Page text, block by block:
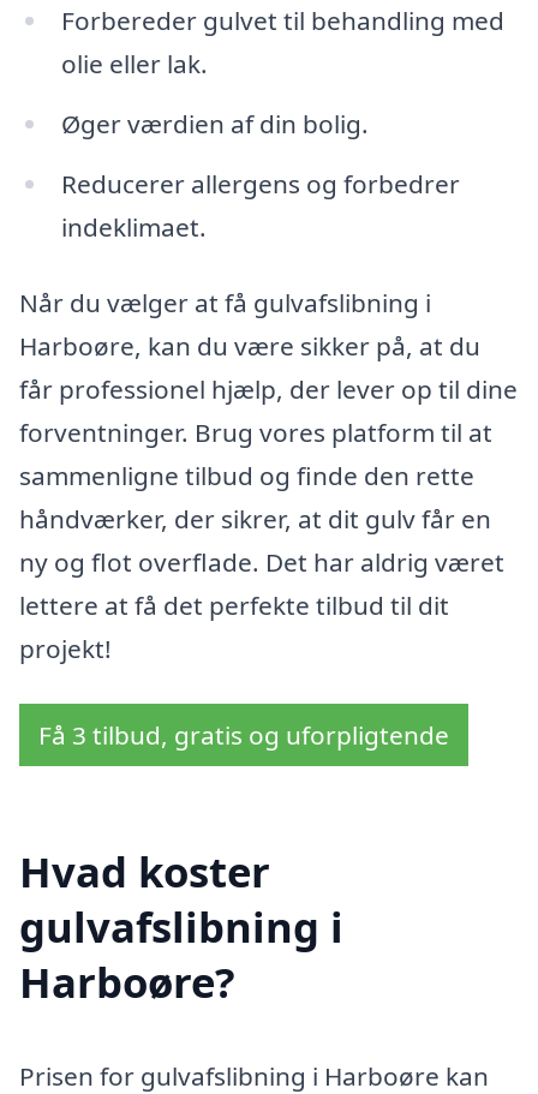
Forbereder gulvet til behandling med
olie eller lak.
Øger værdien af din bolig.
Reducerer allergens og forbedrer
indeklimaet.
Når du vælger at få gulvafslibning i
Harboøre, kan du være sikker på, at du
får professionel hjælp, der lever op til dine
forventninger. Brug vores platform til at
sammenligne tilbud og finde den rette
håndværker, der sikrer, at dit gulv får en
ny og flot overflade. Det har aldrig været
lettere at få det perfekte tilbud til dit
projekt!
Få 3 tilbud, gratis og uforpligtende
Hvad koster
gulvafslibning i
Harboøre?
Prisen for gulvafslibning i Harboøre kan